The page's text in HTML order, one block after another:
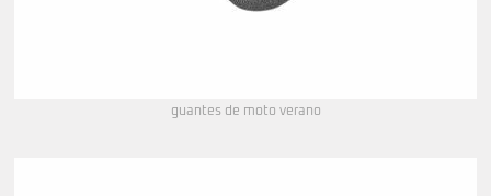
guantes de moto verano